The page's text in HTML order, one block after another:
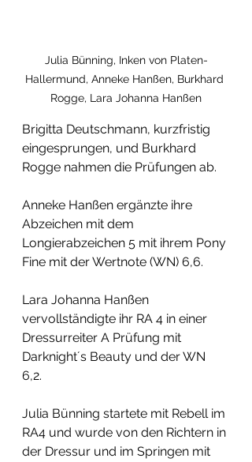
Julia Bünning, Inken von Platen-
Hallermund, Anneke Hanßen, Burkhard
Rogge, Lara Johanna Hanßen
Brigitta Deutschmann, kurzfristig
eingesprungen, und Burkhard
Rogge nahmen die Prüfungen ab.
Anneke Hanßen ergänzte ihre
Abzeichen mit dem
Longierabzeichen 5 mit ihrem Pony
Fine mit der Wertnote (WN) 6,6.
Lara Johanna Hanßen
vervollständigte ihr RA 4 in einer
Dressurreiter A Prüfung mit
Darknight´s Beauty und der WN
6,2.
Julia Bünning startete mit Rebell im
RA4 und wurde von den Richtern in
der Dressur und im Springen mit